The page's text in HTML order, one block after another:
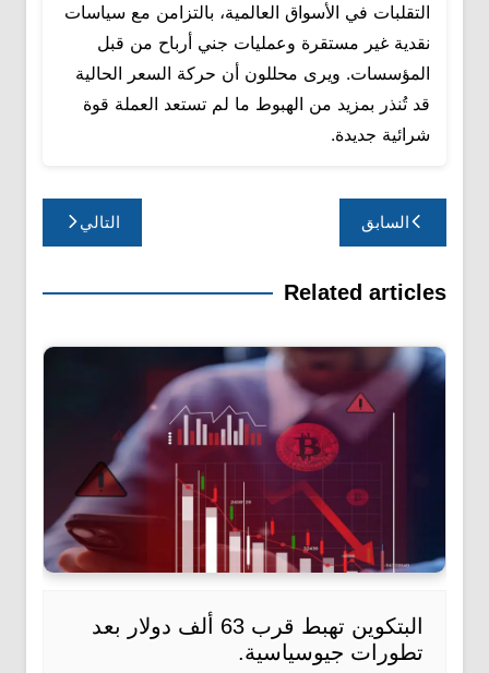
التقلبات في الأسواق العالمية، بالتزامن مع سياسات
نقدية غير مستقرة وعمليات جني أرباح من قبل
المؤسسات. ويرى محللون أن حركة السعر الحالية
قد تُنذر بمزيد من الهبوط ما لم تستعد العملة قوة
شرائية جديدة.
تصفّح
المقالات
السابق التالي
Related articles
البتكوين تهبط قرب 63 ألف دولار بعد
تطورات جيوسياسية.